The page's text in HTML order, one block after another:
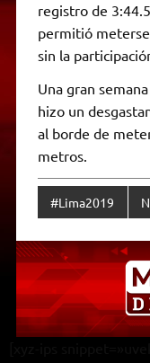
registro de
permitió
sin la
Una gran
hizo un
al borde de
metros.
#Lima2019